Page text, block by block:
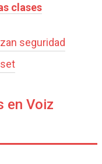
clases
seguridad
en Voiz